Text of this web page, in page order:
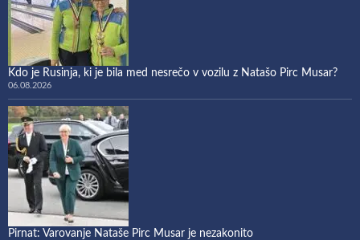
Kdo je Rusinja, ki je bila med nesrečo v vozilu z Natašo Pirc Musar?
06.08.2026
Pirnat: Varovanje Nataše Pirc Musar je nezakonito